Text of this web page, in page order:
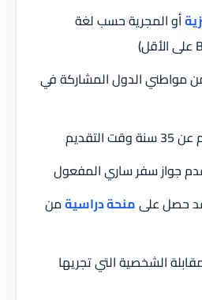
أو المجرية حسب لغة
مواطني الدول المشاركة في
جواز سفر ساري المفعول
حصل علىمنحة دراسيةمن
الشخصية التي تجريها